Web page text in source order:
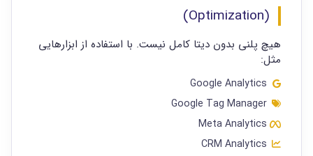
(Optimization)
هیچ پلنی بدون دیتا کامل نیست. با استفاده از ابزارهایی
مثل:
Google Analytics
Google Tag Manager
Meta Analytics
CRM Analytics